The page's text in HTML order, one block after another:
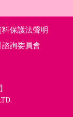
保護法聲明
諮詢委員會